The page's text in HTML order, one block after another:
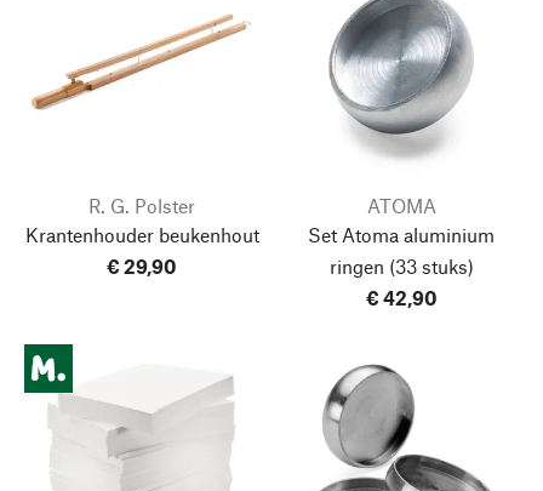
R. G. Polster
Krantenhouder beukenhout
€ 29,90
ATOMA
Set Atoma aluminium
ringen (33 stuks)
€ 42,90